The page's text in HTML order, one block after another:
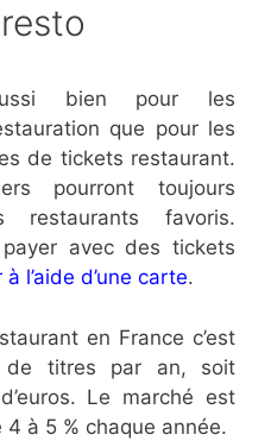
bien pour les
que pour les
de tickets restaurant.
pourront toujours
restaurants favoris.
avec des tickets
à l’aide d’une carte.
en France c’est
titres par an, soit
Le marché est
à 5 % chaque année.